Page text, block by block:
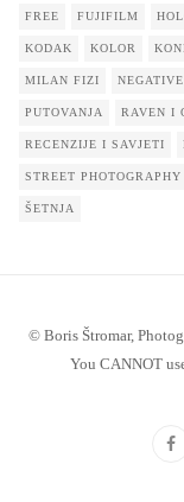
FREE FUJIFILM
KODAK KOLOR
MILAN FIZI NEGATIVE
PUTOVANJA RAVEN I
RECENZIJE I SAVJETI
STREET PHOTOGRAPHY
ŠETNJA
© Boris Štromar,
You CANNOT